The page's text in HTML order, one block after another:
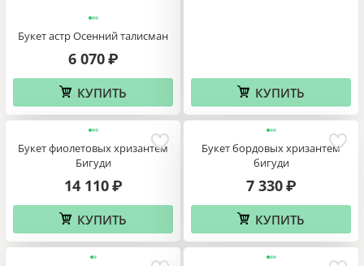
Букет астр Осенний талисман
6 070 ₽
КУПИТЬ КУПИТЬ
Букет фиолетовых хризантем
Бигуди
14 110 ₽
КУПИТЬ
Букет бордовых хризантем
бигуди
7 330 ₽
КУПИТЬ